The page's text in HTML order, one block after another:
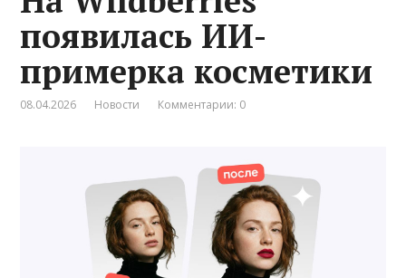
появилась ИИ-
примерка косметики
08.04.2026 Новости Комментарии: 0